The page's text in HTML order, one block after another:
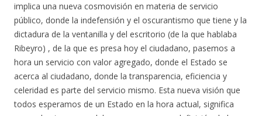
implica una nueva cosmovisión en materia de servicio
público, donde la indefensión y el oscurantismo que tiene y la
dictadura de la ventanilla y del escritorio (de la que hablaba
Ribeyro) , de la que es presa hoy el ciudadano, pasemos a
hora un servicio con valor agregado, donde el Estado se
acerca al ciudadano, donde la transparencia, eficiencia y
celeridad es parte del servicio mismo. Esta nueva visión que
todos esperamos de un Estado en la hora actual, significa